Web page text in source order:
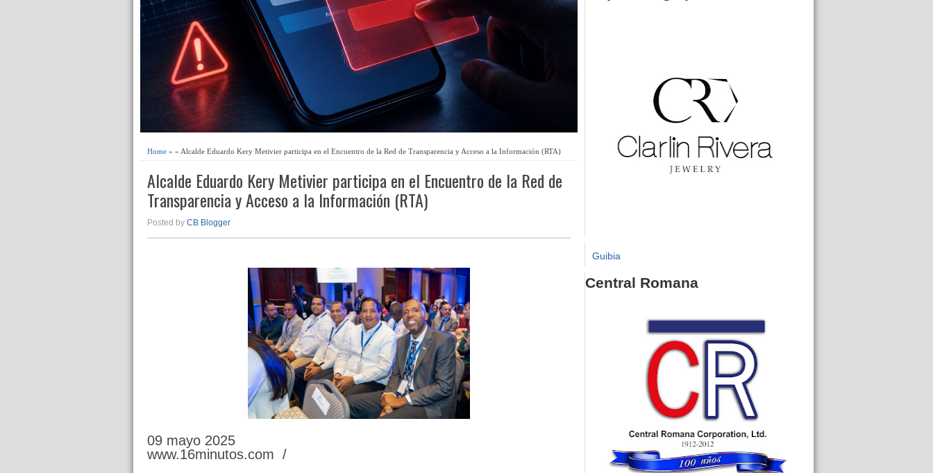
Home » » Alcalde Eduardo Kery Metivier participa en el Encuentro de la Red de Transparencia y Acceso a la Información (RTA)
Alcalde Eduardo Kery Metivier participa en el Encuentro de la Red de
Transparencia y Acceso a la Información (RTA)
Posted by CB Blogger
09 mayo 2025
www.16minutos.com /
Guibia
Central Romana